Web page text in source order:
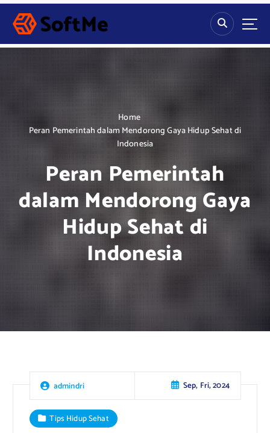
S
p
Home
Peran Pemerintah dalam Mendorong Gaya Hidup Sehat di
Indonesia
Peran Pemerintah
dalam Mendorong Gaya
Hidup Sehat di
Indonesia
admindri Sep, Fri, 2024
Tips Hidup Sehat